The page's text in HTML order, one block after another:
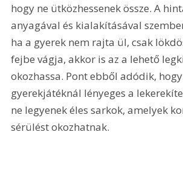
hogy ne ütközhessenek össze. A
anyagával és kialakításával
ha a gyerek nem rajta ül, csak
fejbe vágja, akkor is az a lehető
okozhassa. Pont ebből adódik,
gyerekjátéknál lényeges a
ne legyenek éles sarkok, amelyek
sérülést okozhatnak.